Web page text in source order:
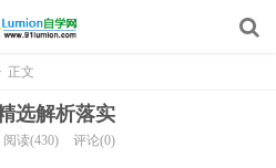
正文
选解析落实
阅读(430) 评论(0)